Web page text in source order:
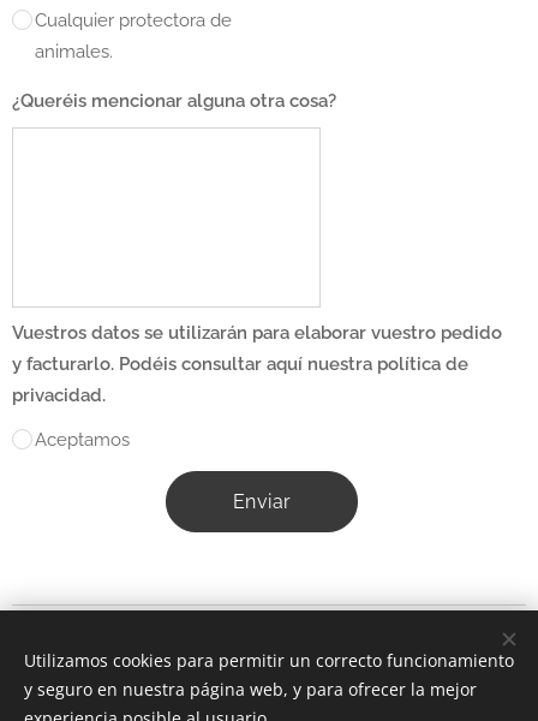
Cualquier protectora de
animales.
¿Queréis mencionar alguna otra cosa?
Vuestros datos se utilizarán para elaborar vuestro pedido
y facturarlo. Podéis consultar aquí nuestra política de
privacidad.
Aceptamos
Enviar
privacidad.
Utilizamos cookies para permitir un correcto funcionamiento
y seguro en nuestra página web, y para ofrecer la mejor